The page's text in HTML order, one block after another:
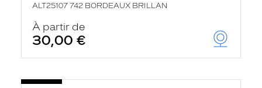
ALT25107 742 BORDEAUX BRILLAN
À partir de
30,00 €